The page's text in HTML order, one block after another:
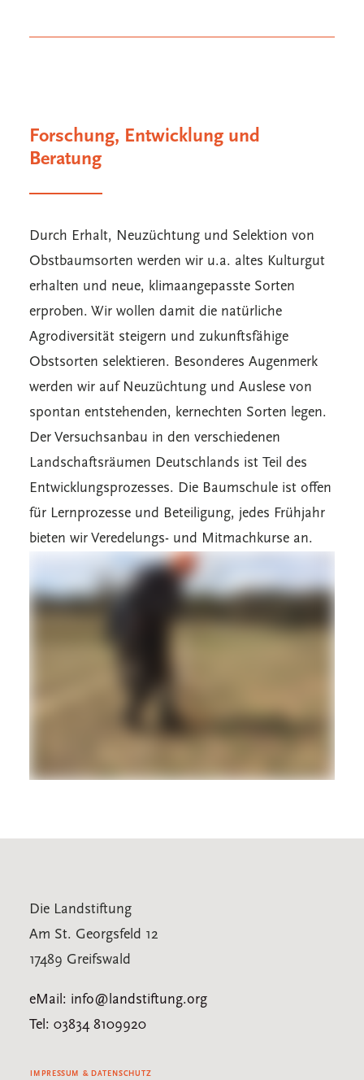
Forschung, Entwicklung und
Beratung
Durch Erhalt, Neuzüchtung und Selektion von
Obstbaumsorten werden wir u.a. altes Kulturgut
erhalten und neue, klimaangepasste Sorten
erproben. Wir wollen damit die natürliche
Agrodiversität steigern und zukunftsfähige
Obstsorten selektieren. Besonderes Augenmerk
werden wir auf Neuzüchtung und Auslese von
spontan entstehenden, kernechten Sorten legen.
Der Versuchsanbau in den verschiedenen
Landschaftsräumen Deutschlands ist Teil des
Entwicklungsprozesses. Die Baumschule ist offen
für Lernprozesse und Beteiligung, jedes Frühjahr
bieten wir Veredelungs- und Mitmachkurse an.
Die Landstiftung
Am St. Georgsfeld 12
17489 Greifswald
eMail: info@landstiftung.org
Tel: 03834 8109920
IMPRESSUM & DATENSCHUTZ